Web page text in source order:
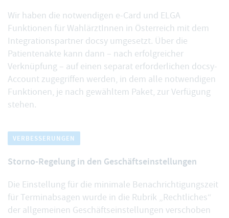
Wir haben die notwendigen e-Card und ELGA
Funktionen für WahlärztInnen in Österreich mit dem
Integrationspartner docsy umgesetzt. Über die
Patientenakte kann dann – nach erfolgreicher
Verknüpfung – auf einen separat erforderlichen docsy-
Account zugegriffen werden, in dem alle notwendigen
Funktionen, je nach gewähltem Paket, zur Verfügung
stehen.
VERBESSERUNGEN
Storno-Regelung in den Geschäftseinstellungen
Die Einstellung für die minimale Benachrichtigungszeit
für Terminabsagen wurde in die Rubrik „Rechtliches“
der allgemeinen Geschäftseinstellungen verschoben